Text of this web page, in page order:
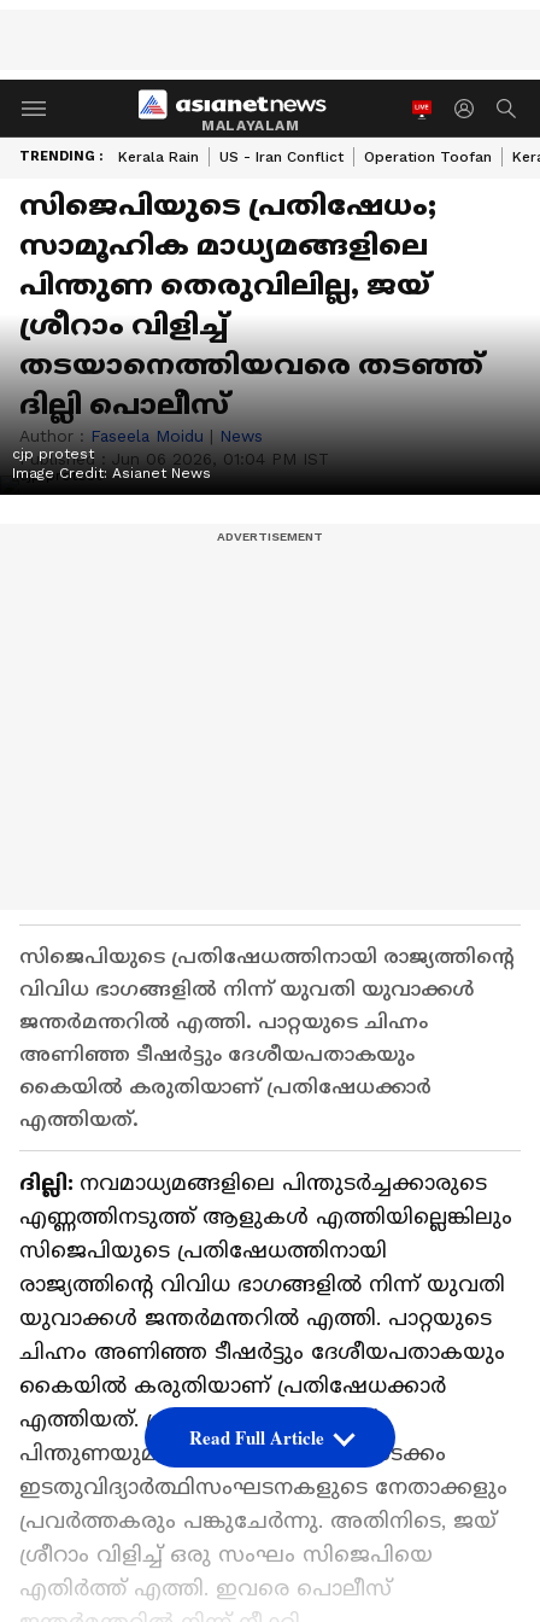
MALAYALAM
TRENDING : Kerala Rain US - Iran Conflict Operation Toofan
സിജെപിയുടെ പ്രതിഷേധം;
സാമൂഹിക മാധ്യമങ്ങളിലെ
പിന്തുണ തെരുവിലില്ല, ജയ്
ശ്രീറാം വിളിച്ച്
തടയാനെത്തിയവരെ തടഞ്ഞ്
ദില്ലി പൊലീസ്
Author : Faseela Moidu | News
Published : Jun 06 2026, 01:04 PM IST
cjp protest
Image Credit: Asianet News
സിജെപിയുടെ പ്രതിഷേധത്തിനായി രാജ്യത്തിന്റെ
വിവിധ ഭാഗങ്ങളിൽ നിന്ന് യുവതി യുവാക്കൾ
ജന്തർമന്തറിൽ എത്തി. പാറ്റയുടെ ചിഹ്നം
അണിഞ്ഞ ടീഷർട്ടും ദേശീയപതാകയും
കൈയിൽ കരുതിയാണ് പ്രതിഷേധക്കാർ
എത്തിയത്.
ദില്ലി: നവമാധ്യമങ്ങളിലെ പിന്തുടർച്ചക്കാരുടെ
എണ്ണത്തിനടുത്ത് ആളുകൾ എത്തിയില്ലെങ്കിലും
സിജെപിയുടെ പ്രതിഷേധത്തിനായി
രാജ്യത്തിന്റെ വിവിധ ഭാഗങ്ങളിൽ നിന്ന് യുവതി
യുവാക്കൾ ജന്തർമന്തറിൽ എത്തി. പാറ്റയുടെ
ചിഹ്നം അണിഞ്ഞ ടീഷർട്ടും ദേശീയപതാകയും
കൈയിൽ കരുതിയാണ് പ്രതിഷേധക്കാർ
എത്തിയത്. പ്രതിഷേധപരിപാടിക്ക്
പിന്തുണയുമായി എസ്എഫ്ഐ അടക്കം
ഇടതുവിദ്യാർത്ഥിസംഘടനകളുടെ നേതാക്കളും
പ്രവർത്തകരും പങ്കുചേർന്നു. അതിനിടെ, ജയ്
ശ്രീറാം വിളിച്ച് ഒരു സംഘം സിജെപിയെ
എതിർത്ത് എത്തി. ഇവരെ പൊലീസ്
Read Full Article